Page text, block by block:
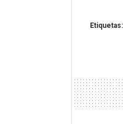
Etiquetas: